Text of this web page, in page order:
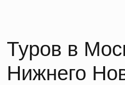
за МКАД и насладиться
и гостеприимством Московской